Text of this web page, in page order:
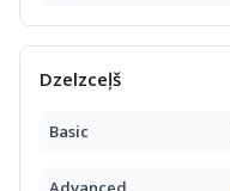
Dzelzceļš
Basic